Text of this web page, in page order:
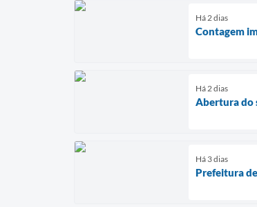
Há 2 dias
Contagem
Há 2 dias
Abertura do
Há 3 dias
Prefeitura